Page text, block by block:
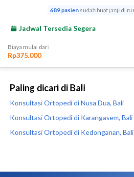
Paling dicari di Bali
Konsultasi Ortopedi di Nusa Dua, Bali
Konsultasi Ortopedi di Karangasem, Bali
Konsultasi Ortopedi di Kedonganan, Bali